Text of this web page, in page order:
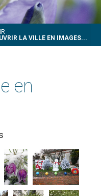
LA VILLE EN IMAGES...
en